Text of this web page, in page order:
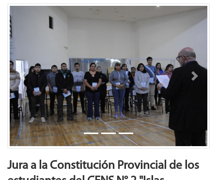
Previous Next
Jura a la Constitución Provincial de los